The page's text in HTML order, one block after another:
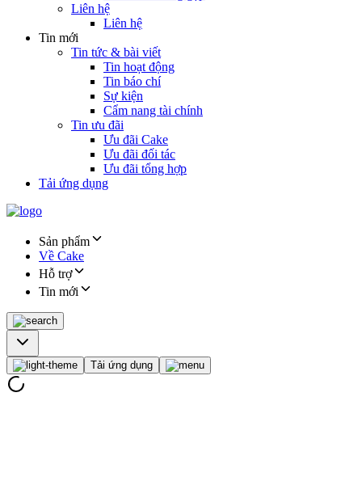
Liên hệ
Liên hệ
Tin mới
Tin tức & bài viết
Tin hoạt động
Tin báo chí
Sự kiện
Cẩm nang tài chính
Tin ưu đãi
Ưu đãi Cake
Ưu đãi đối tác
Ưu đãi tổng hợp
Tải ứng dụng
Sản phẩm
Về Cake
Hỗ trợ
Tin mới
Tải ứng dụng